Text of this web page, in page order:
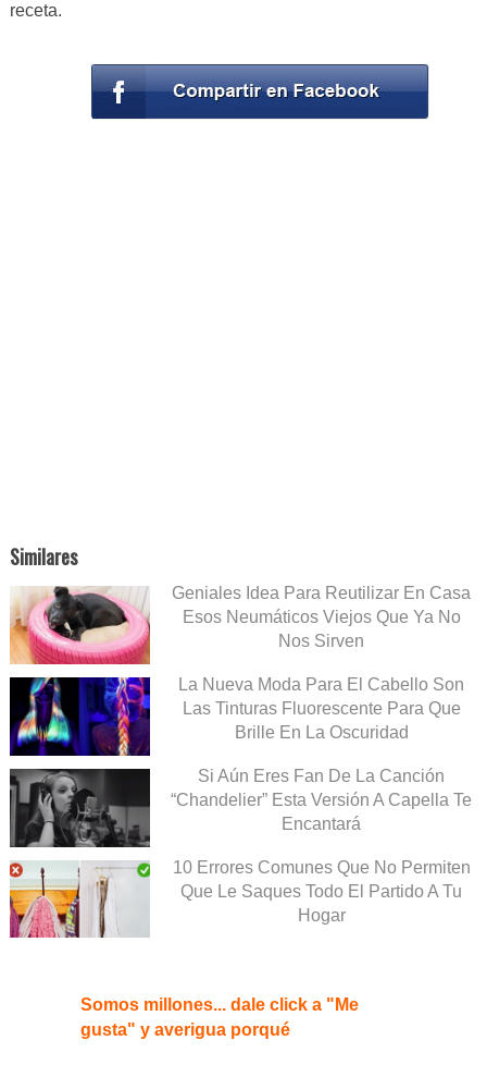
receta.
Similares
Geniales Idea Para Reutilizar En Casa
Esos Neumáticos Viejos Que Ya No
Nos Sirven
La Nueva Moda Para El Cabello Son
Las Tinturas Fluorescente Para Que
Brille En La Oscuridad
Si Aún Eres Fan De La Canción
“Chandelier” Esta Versión A Capella Te
Encantará
10 Errores Comunes Que No Permiten
Que Le Saques Todo El Partido A Tu
Hogar
Somos millones... dale click a "Me
gusta" y averigua porqué